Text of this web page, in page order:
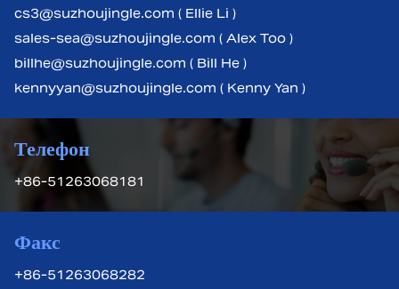
cs3@suzhoujingle.com ( Ellie Li )
sales-sea@suzhoujingle.com ( Alex Too )
billhe@suzhoujingle.com ( Bill He )
kennyyan@suzhoujingle.com ( Kenny Yan )
Телефон
+86-51263068181
Факс
+86-51263068282